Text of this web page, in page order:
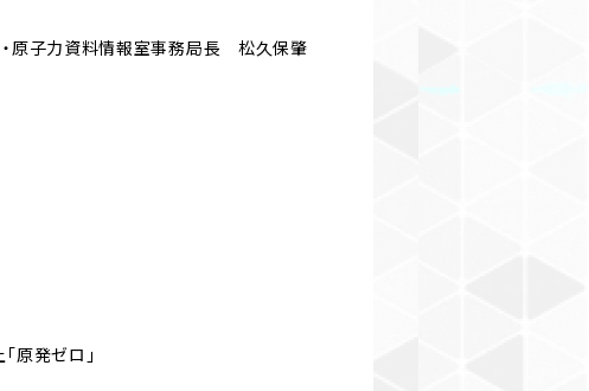
・原子力資料情報室事務局長 松久保肇
原発ゼロ」